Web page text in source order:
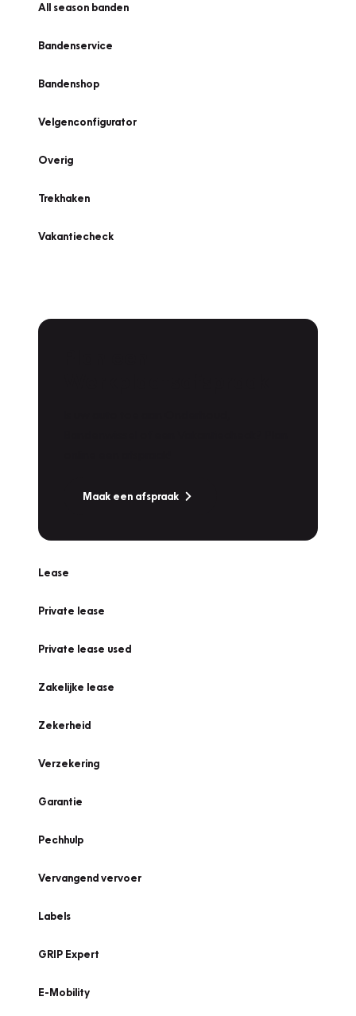
All season banden
Bandenservice
Bandenshop
Velgenconfigurator
Overig
Trekhaken
Vakantiecheck
Maak een afspraak
Lease
Private lease
Private lease used
Zakelijke lease
Zekerheid
Verzekering
Garantie
Pechhulp
Vervangend vervoer
Labels
GRIP Expert
E-Mobility